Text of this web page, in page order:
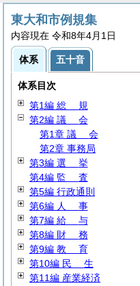
東大和市例規集
内容現在 令和8年4月1日
体系 五十音
体系目次
第1編 総 規
第2編 議 会
第1章 議 会
第2章 事務局
第3編 選 挙
第4編 監 査
第5編 行政通則
第6編 人 事
第7編 給 与
第8編 財 務
第9編 教 育
第10編 民 生
第11編 産業経済